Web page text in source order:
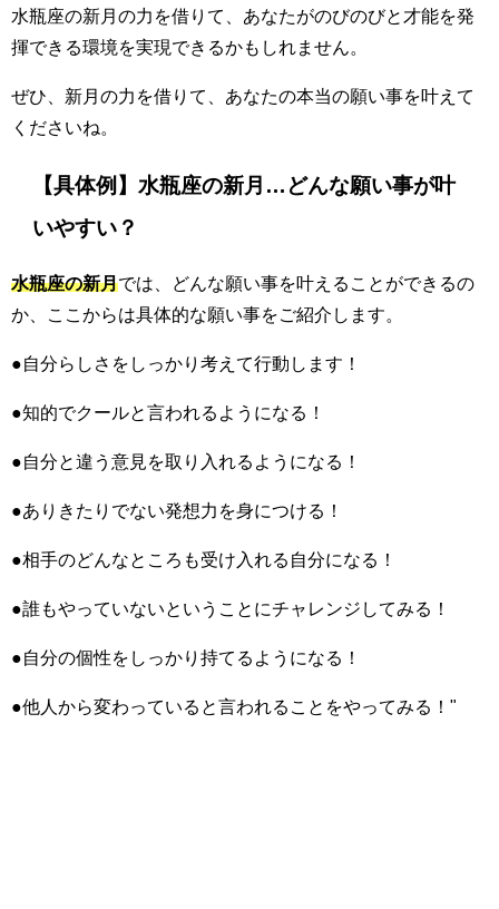
水瓶座の新月の力を借りて、あなたがのびのびと才能を発
揮できる環境を実現できるかもしれません。
ぜひ、新月の力を借りて、あなたの本当の願い事を叶えて
くださいね。
【具体例】水瓶座の新月…どんな願い事が叶
いやすい？
水瓶座の新月では、どんな願い事を叶えることができるの
か、ここからは具体的な願い事をご紹介します。
●自分らしさをしっかり考えて行動します！
●知的でクールと言われるようになる！
●自分と違う意見を取り入れるようになる！
●ありきたりでない発想力を身につける！
●相手のどんなところも受け入れる自分になる！
●誰もやっていないということにチャレンジしてみる！
●自分の個性をしっかり持てるようになる！
●他人から変わっていると言われることをやってみる！"